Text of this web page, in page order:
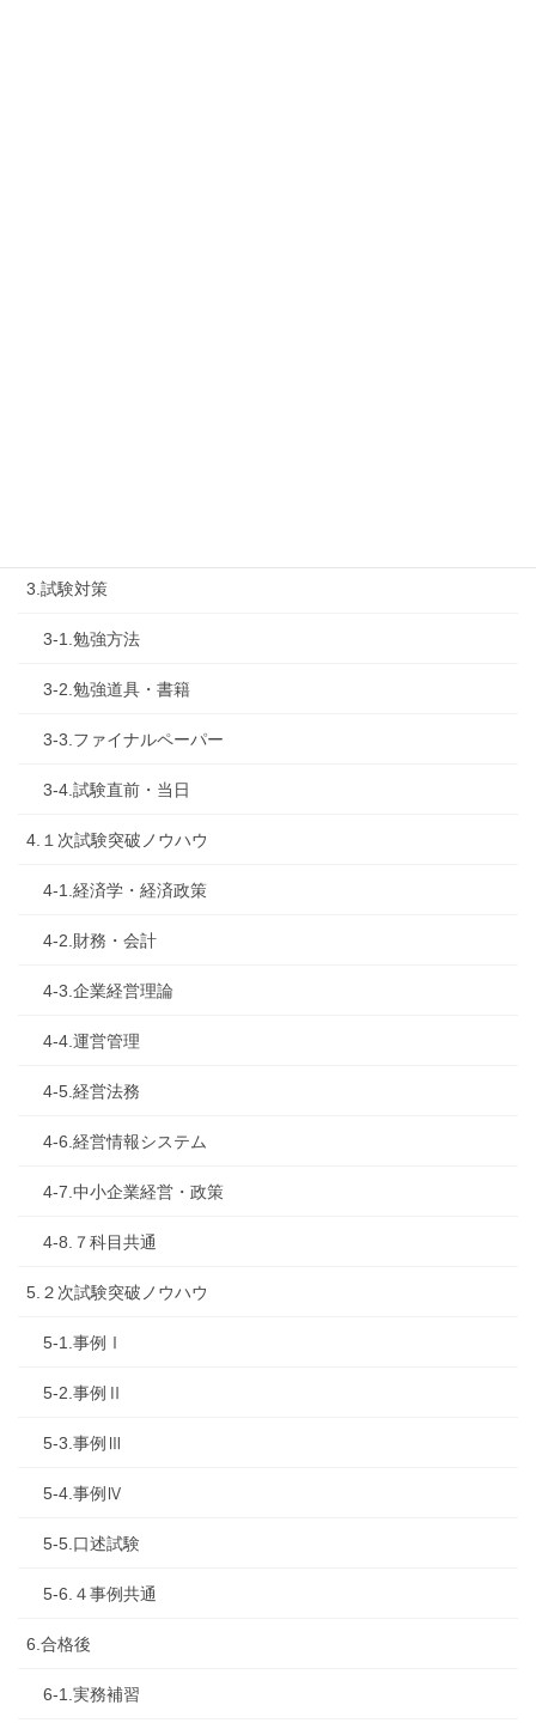
3.試験対策
3-1.勉強方法
3-2.勉強道具・書籍
3-3.ファイナルペーパー
3-4.試験直前・当日
4.１次試験突破ノウハウ
4-1.経済学・経済政策
4-2.財務・会計
4-3.企業経営理論
4-4.運営管理
4-5.経営法務
4-6.経営情報システム
4-7.中小企業経営・政策
4-8.７科目共通
5.２次試験突破ノウハウ
5-1.事例Ⅰ
5-2.事例Ⅱ
5-3.事例Ⅲ
5-4.事例Ⅳ
5-5.口述試験
5-6.４事例共通
6.合格後
6-1.実務補習